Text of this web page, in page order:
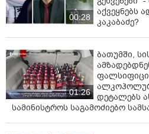
00:28
აქვეყნებს
კაკაბაძე?
01:26
ბათუმში,
დეტალებს
სამინისტროს საგამოძიებო